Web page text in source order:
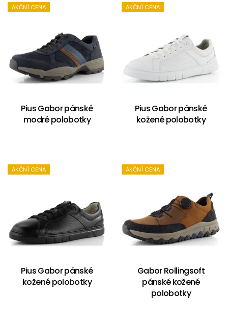
AKČNÍ CENA
Pius Gabor pánské
modré polobotky
AKČNÍ CENA
Pius Gabor pánské
kožené polobotky
AKČNÍ CENA
Pius Gabor pánské
kožené polobotky
AKČNÍ CENA
Gabor Rollingsoft
pánské kožené
polobotky